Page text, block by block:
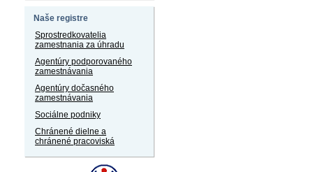
Naše registre
Sprostredkovatelia
zamestnania za úhradu
Agentúry podporovaného
zamestnávania
Agentúry dočasného
zamestnávania
Sociálne podniky
Chránené dielne a
chránené pracoviská